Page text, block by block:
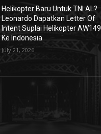
Helikopter Baru Untuk TNI AL?
Leonardo Dapatkan Letter Of
Intent Suplai Helikopter AW149
Ke Indonesia
July 21, 2026